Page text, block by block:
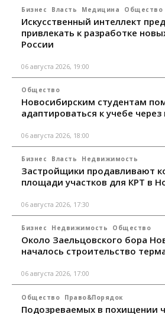
Бизнес Власть Медицина Общество
Искусственный интеллект
привлекать к разработке
России
06 августа 2026, 19:00
Общество
Новосибирским студентам
адаптироваться к учебе через
06 августа 2026, 18:00
Бизнес Власть Недвижимость
Застройщики продавливают
площади участков для КРТ в
06 августа 2026, 17:30
Бизнес Недвижимость Общество
Около Заельцовского бора
началось строительство
06 августа 2026, 17:00
Общество Право&Порядок
Подозреваемых в похищении